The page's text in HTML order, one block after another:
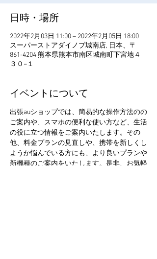
日時・場所
2022年2月03日 11:00 – 2022年2月05日 18:00
スーパーストアダイノブ城南店, 日本、〒
861-4204 熊本県熊本市南区城南町下宮地４
３０−１
イベントについて
出張auショップでは、簡易的な操作方法のの
ご案内や、スマホの便利な使い方など、生活
の役に立つ情報をご案内いたします。その
他、料金プランの見直しや、携帯を新しくし
ようか悩んでいる方にも、より良いプランや
新機種のご案内をいたします。是非、お気軽